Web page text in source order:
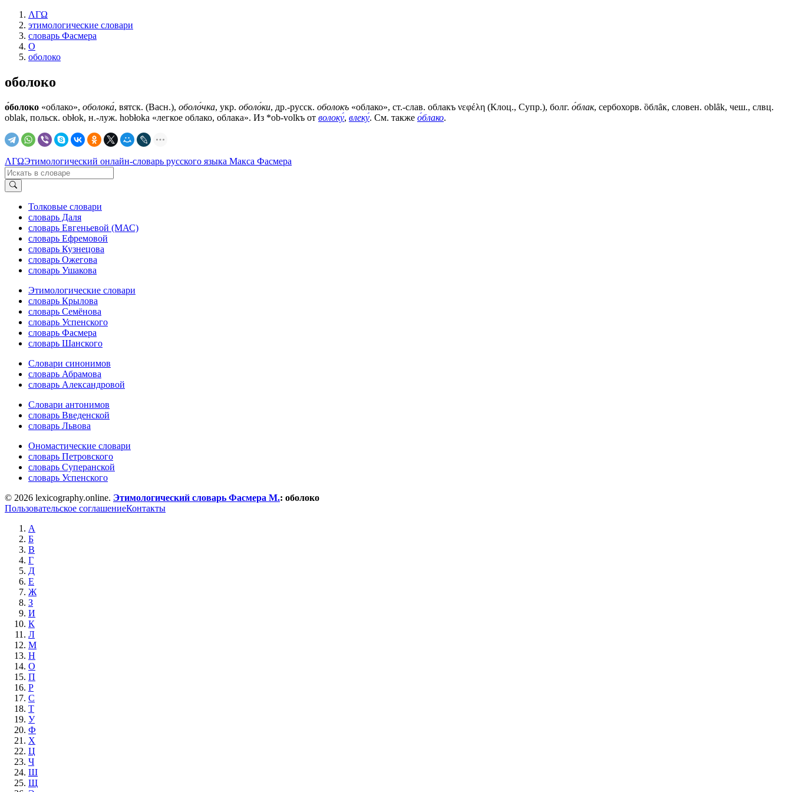
ΛΓΩ
этимологические словари
словарь Фасмера
О
оболоко
оболоко
о́болоко «облако», оболока́, вятск. (Васн.), оболо́чка, укр. оболо́ки, др.-русск. оболокъ «облако», ст.-слав. облакъ νεφέλη (Клоц., Супр.), болг. о́блак, сербохорв. ȍблȃк, словен. oblȃk, чеш., слвц.
oblak, польск. оbłоk, н.-луж. hobłoka «легкое облако, облака». Из *ob-volkъ от волоку́, влеку́. См. также о́блако.
ΛΓΩЭтимологический онлайн-словарь русского языка Макса Фасмера
Толковые словари
словарь Даля
словарь Евгеньевой (МАС)
словарь Ефремовой
словарь Кузнецова
словарь Ожегова
словарь Ушакова
Этимологические словари
словарь Крылова
словарь Семёнова
словарь Успенского
словарь Фасмера
словарь Шанского
Словари синонимов
словарь Абрамова
словарь Александровой
Словари антонимов
словарь Введенской
словарь Львова
Ономастические словари
словарь Петровского
словарь Суперанской
словарь Успенского
© 2026 lexicography.online. Этимологический словарь Фасмера М.: оболоко
Пользовательское соглашениеКонтакты
А
Б
В
Г
Д
Е
Ж
З
И
К
Л
М
Н
О
П
Р
С
Т
У
Ф
Х
Ц
Ч
Ш
Щ